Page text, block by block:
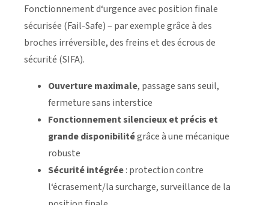
Fonctionnement d‘urgence avec position finale
sécurisée (Fail-Safe) – par exemple grâce à des
broches irréversible, des freins et des écrous de
sécurité (SIFA).
Ouverture maximale, passage sans seuil,
fermeture sans interstice
Fonctionnement silencieux et précis et
grande disponibilitégrâce à une mécanique
robuste
Sécurité intégrée: protection contre
l‘écrasement/la surcharge, surveillance de la